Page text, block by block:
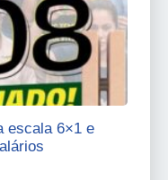
escala 6×1 e